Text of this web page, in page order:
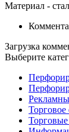
Материал -
Загрузка
Выберите
Торговое